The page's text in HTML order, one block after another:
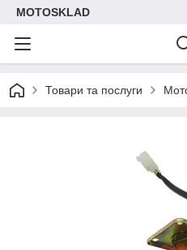
MOTOSKLAD
Товари та послуги